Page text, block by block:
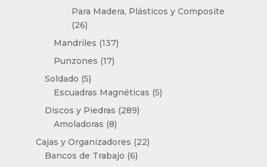
productos
Para Madera, Plásticos y Composite
2626
productos
Mandriles 137137
Punzones 1717
Soldado 55
productos
Escuadras Magnéticas 55
Discos y Piedras 289289
Amoladoras 88
productos
Cajas y Organizadores 2222
Bancos de Trabajo 66